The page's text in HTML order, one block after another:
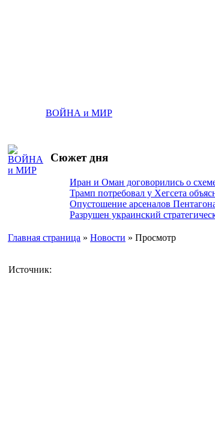
ВОЙНА и МИР
Сюжет дня
Иран и Оман договорились о
Трамп потребовал у Хегсета
Опустошение арсеналов
Разрушен украинский
Главная страница » Новости » Просмотр
Источник: